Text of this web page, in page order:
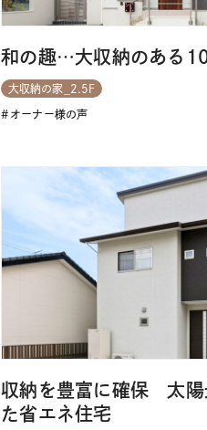
和の趣…大収納のある
大収納の家_2.5F
オーナー様の声
収納を豊富に確保 太陽
た省エネ住宅